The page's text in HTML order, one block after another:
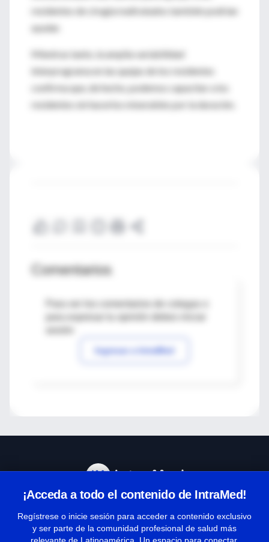
residentes de cirugía maltratados también podrían
ayudar.
Mientras tanto, la amplia variabilidad
interprograma en las quejas de los residentes
confirma que, de hecho, podemos capacitar a los
residentes sin hacerlos miserables por la duración.
Comentarios
Para ver los comentarios de colegas o
Ingresar a IntraMed
¡Acceda a todo el contenido de IntraMed!
Regístrese o inicie sesión para acceder a contenido exclusivo
y ser parte de la comunidad profesional de salud más